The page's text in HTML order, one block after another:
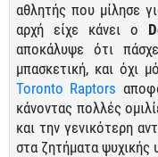
αθλητής που μίλησε
αρχή είχε κάνει ο
αποκάλυψε ότι
μπασκετική, και όχι
Toronto Raptors
κάνοντας πολλές
και την γενικότερη
στα ζητήματα ψυχικής